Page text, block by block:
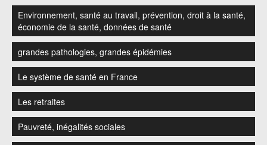
Environnement, santé au travail, prévention, droit à la santé,
économie de la santé, données de santé
grandes pathologies, grandes épidémies
Le système de santé en France
Les retraites
Pauvreté, inégalités sociales